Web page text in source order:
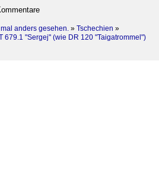
anders gesehen. » Tschechien »
679.1 "Sergej" (wie DR 120 "Taigatrommel")